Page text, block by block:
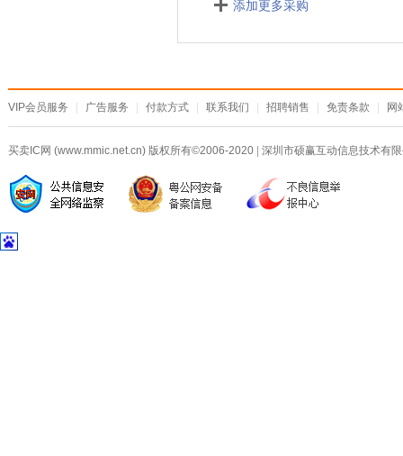
添加更多采购
VIP会员服务 广告服务 付款方式 联系我们 招聘销售 免责条款 网
买卖IC网 (www.mmic.net.cn) 版权所有©2006-2020 深圳市硕赢互动信息技术有